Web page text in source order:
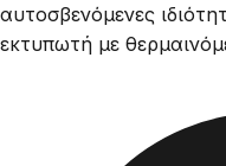
αυτοσβενόμενες
εκτυπωτή με